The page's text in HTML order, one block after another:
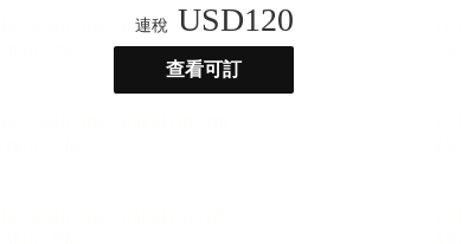
連稅 USD120
查看可訂